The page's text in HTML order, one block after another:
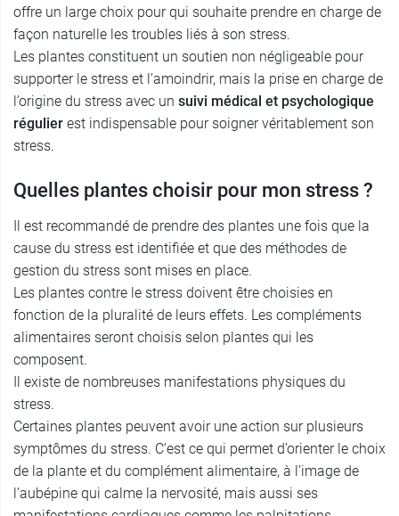
offre un large choix pour qui souhaite prendre en charge de
façon naturelle les troubles liés à son stress.
Les plantes constituent un soutien non négligeable pour
supporter le stress et l’amoindrir, mais la prise en charge de
l’origine du stress avec un suivi médical et psychologique
régulier est indispensable pour soigner véritablement son
stress.
Quelles plantes choisir pour mon stress ?
Il est recommandé de prendre des plantes une fois que la
cause du stress est identifiée et que des méthodes de
gestion du stress sont mises en place.
Les plantes contre le stress doivent être choisies en
fonction de la pluralité de leurs effets. Les compléments
alimentaires seront choisis selon plantes qui les
composent.
Il existe de nombreuses manifestations physiques du
stress.
Certaines plantes peuvent avoir une action sur plusieurs
symptômes du stress. C’est ce qui permet d’orienter le choix
de la plante et du complément alimentaire, à l’image de
l’aubépine qui calme la nervosité, mais aussi ses